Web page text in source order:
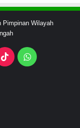
Pimpinan Wilayah
TikTokWhatsApp